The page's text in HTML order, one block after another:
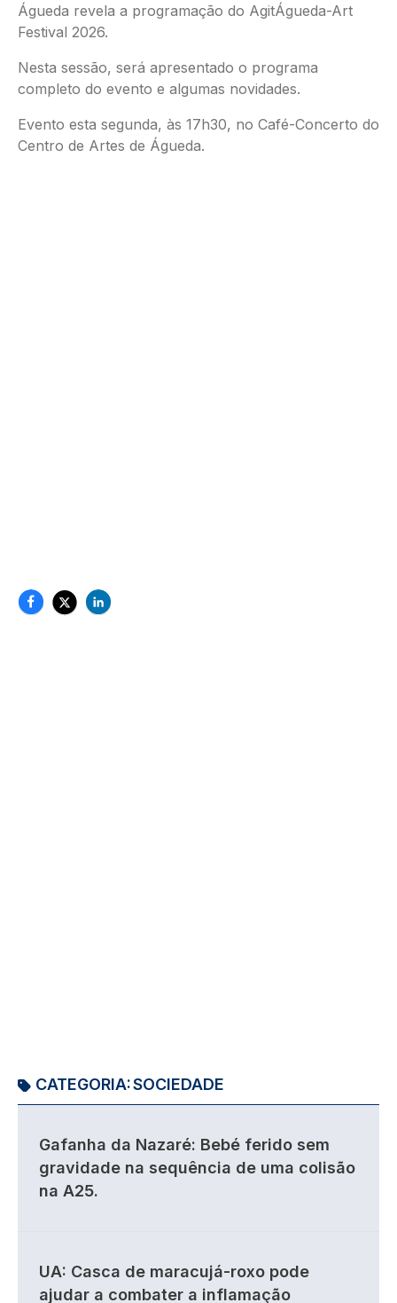
Águeda revela a programação do AgitÁgueda-Art
Festival 2026.
Nesta sessão, será apresentado o programa
completo do evento e algumas novidades.
Evento esta segunda, às 17h30, no Café-Concerto do
Centro de Artes de Águeda.
CATEGORIA:SOCIEDADE
Gafanha da Nazaré: Bebé ferido sem
gravidade na sequência de uma colisão
na A25.
UA: Casca de maracujá-roxo pode
ajudar a combater a inflamação